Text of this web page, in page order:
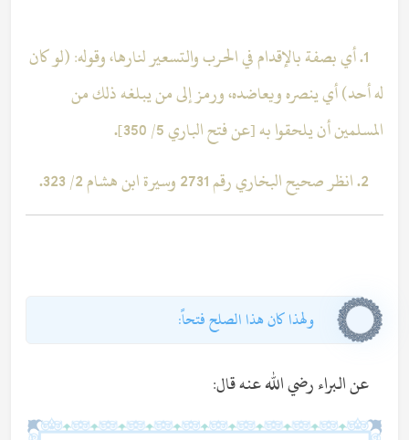
1. أي بصفة بالإقدام في الحرب والتسعير لنارها، وقوله: (لو كان
له أحد) أي ينصره ويعاضده، ورمز إلى من يبلغه ذلك من
المسلمين أن يلحقوا به [عن فتح الباري 5/ 350].
2. انظر صحيح البخاري رقم 2731 وسيرة ابن هشام 2/ 323.
ولهذا كان هذا الصلح فتحاً:
عن البراء رضي الله عنه قال: